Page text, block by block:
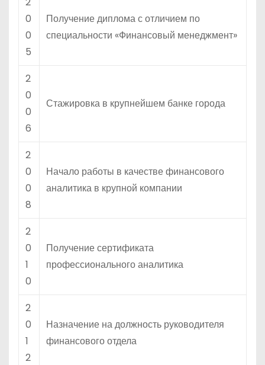
0
0
5
Получение диплома с отличием по
специальности «Финансовый менеджмент»
2
0
0
6
Стажировка в крупнейшем банке города
2
0
0
8
Начало работы в качестве финансового
аналитика в крупной компании
2
0
1
0
Получение сертификата
профессионального аналитика
2
0
1
2
Назначение на должность руководителя
финансового отдела